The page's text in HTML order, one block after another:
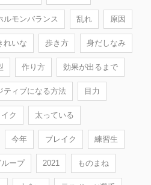
ルモンバランス 乱れ 原因
れいな 歩き方 身だしなみ
作り方 効果が出るまで
ティブになる方法 目力
ク 太っている
今年 ブレイク 練習生
ループ 2021 ものまね